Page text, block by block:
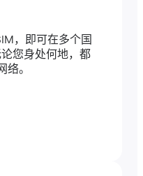
，即可在多个国
您身处何地，都
络。